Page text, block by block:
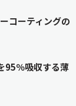
コーティングの
95％吸収する薄